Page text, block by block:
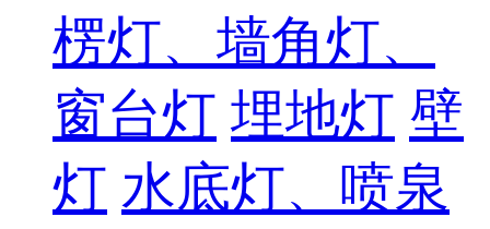
楞灯、墙角灯、
窗台灯 埋地灯 壁
灯 水底灯、喷泉